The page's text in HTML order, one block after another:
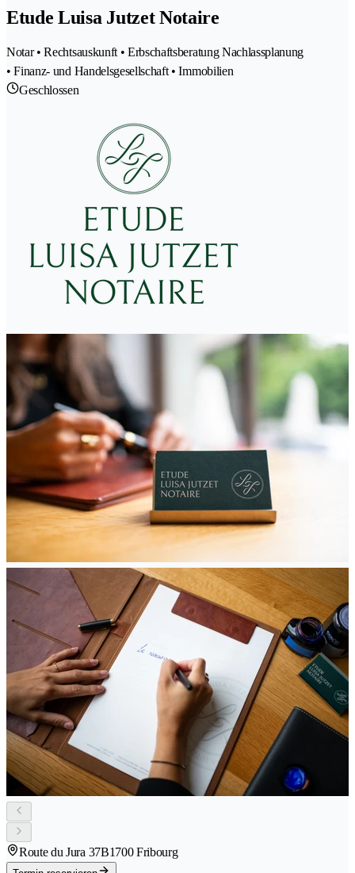
Etude Luisa Jutzet Notaire
Notar • Rechtsauskunft • Erbschaftsberatung Nachlassplanung
• Finanz- und Handelsgesellschaft • Immobilien
Geschlossen
Route du Jura 37B1700 Fribourg